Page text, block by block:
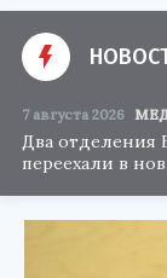
7 августа 2026
Два отделения
переехали в